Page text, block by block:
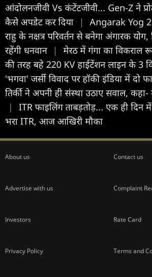
आंदोलनजीवी Vs कंटेंटजीवी... Gen-Z ने
कैसे अपडेट कर दिया
|
Angarak Yog
राहु के नक्षत्र परिवर्तन से बनेगा अंगारक योग,
रहेंगी धनवान |
मेरठ में गंगा का विकराल
की तरह बहे 220 KV हाईटेंशन लाइन के 3
'भगवा' जर्सी विवाद पर हॉकी इंडिया में दो
तिर्की ने अपनी ही संस्था उठाए सवाल,
|
ITR फाइलिंग ताबड़तोड़... एक ही दिन
भरा ITR, आज आखिरी मौका
About us Contact us
Advertise with us Complaint
Investors Rate Card
Privacy Policy Terms and